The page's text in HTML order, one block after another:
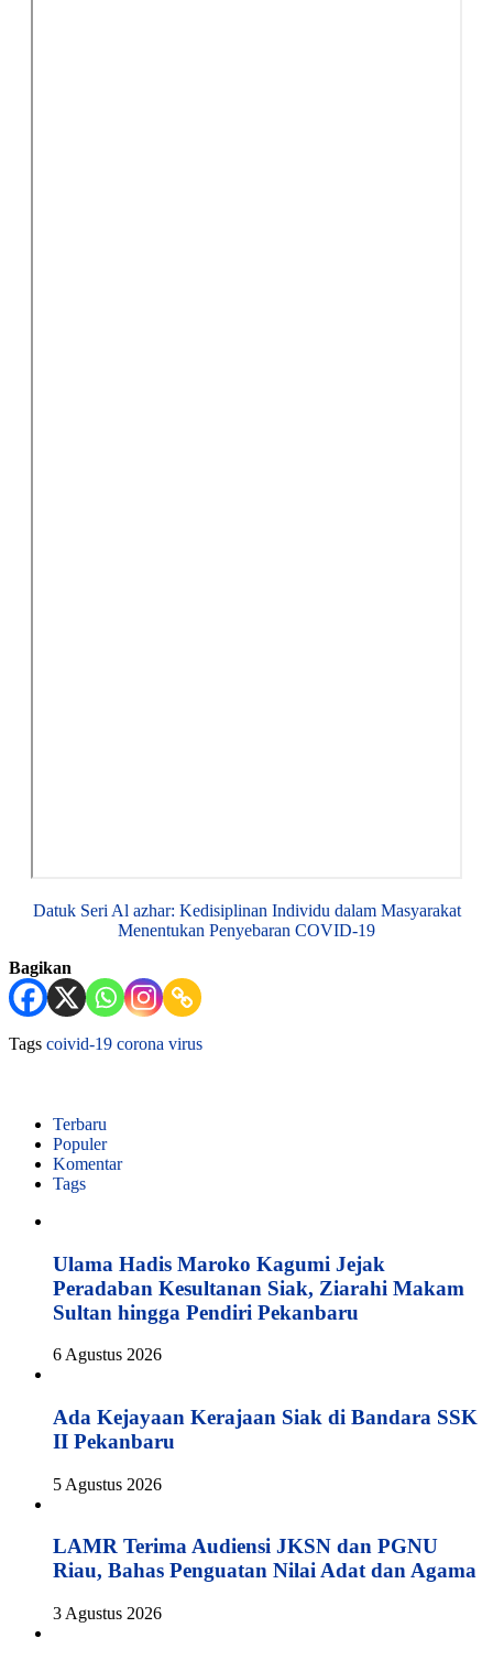
Datuk Seri Al azhar: Kedisiplinan Individu dalam Masyarakat
Menentukan Penyebaran COVID-19
Bagikan
Tags coivid-19 corona virus
Terbaru
Populer
Komentar
Tags
Ulama Hadis Maroko Kagumi Jejak
Peradaban Kesultanan Siak, Ziarahi Makam
Sultan hingga Pendiri Pekanbaru
6 Agustus 2026
Ada Kejayaan Kerajaan Siak di Bandara SSK
II Pekanbaru
5 Agustus 2026
LAMR Terima Audiensi JKSN dan PGNU
Riau, Bahas Penguatan Nilai Adat dan Agama
3 Agustus 2026